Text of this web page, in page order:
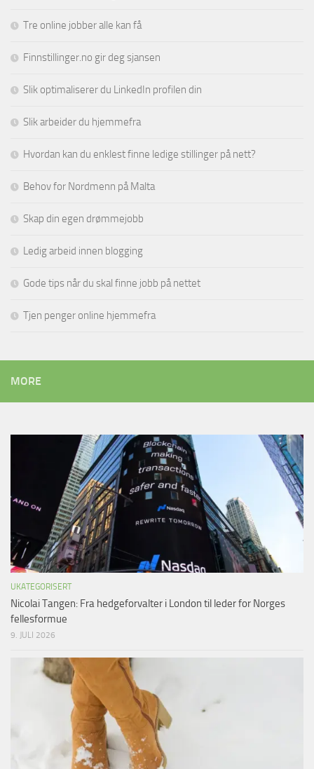
Tre online jobber alle kan få
Finnstillinger.no gir deg sjansen
Slik optimaliserer du LinkedIn profilen din
Slik arbeider du hjemmefra
Hvordan kan du enklest finne ledige stillinger på nett?
Behov for Nordmenn på Malta
Skap din egen drømmejobb
Ledig arbeid innen blogging
Gode tips når du skal finne jobb på nettet
Tjen penger online hjemmefra
MORE
UKATEGORISERT
Nicolai Tangen: Fra hedgeforvalter i London til leder for Norges
fellesformue
9. JULI 2026